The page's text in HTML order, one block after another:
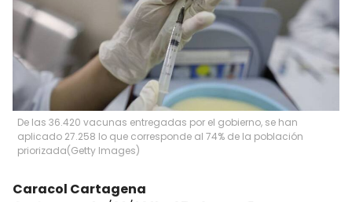
De las 36.420 vacunas entregadas por el gobierno, se han
aplicado 27.258 lo que corresponde al 74% de la población
priorizada(Getty Images)
Caracol Cartagena